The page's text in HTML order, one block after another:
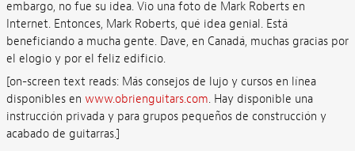
embargo, no fue su idea. Vio una foto de Mark Roberts en
Internet. Entonces, Mark Roberts, qué idea genial. Está
beneficiando a mucha gente. Dave, en Canadá, muchas gracias por
el elogio y por el feliz edificio.
[on-screen text reads: Más consejos de lujo y cursos en línea
disponibles en www.obrienguitars.com. Hay disponible una
instrucción privada y para grupos pequeños de construcción y
acabado de guitarras.]